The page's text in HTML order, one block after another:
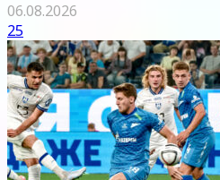
06.08.2026
25